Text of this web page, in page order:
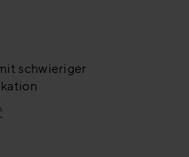
schwieriger